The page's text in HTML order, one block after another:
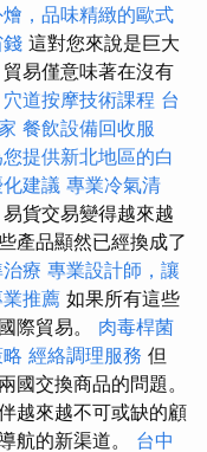
，品味精緻的歐式
這對您來說是巨大
易僅意味著在沒有
穴道按摩技術課程 台
餐飲設備回收服
提供新北地區的白
建議 專業冷氣清
貨交易變得越來越
產品顯然已經換成了
療 專業設計師，讓
推薦 如果所有這些
際貿易。 肉毒桿菌
經絡調理服務 但
國交換商品的問題。
越來越不可或缺的顧
航的新渠道。 台中